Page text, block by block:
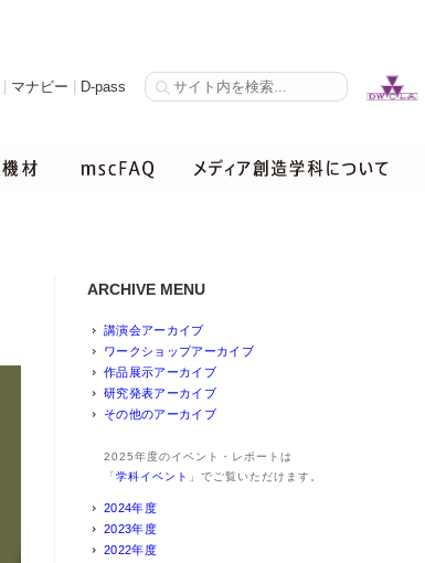
マナビー D-pass
ARCHIVE MENU
講演会アーカイブ
ワークショップアーカイブ
作品展示アーカイブ
研究発表アーカイブ
その他のアーカイブ
2025年度のイベント・レポートは
「学科イベント 」でご覧いただけます。
2024年度
2023年度
2022年度